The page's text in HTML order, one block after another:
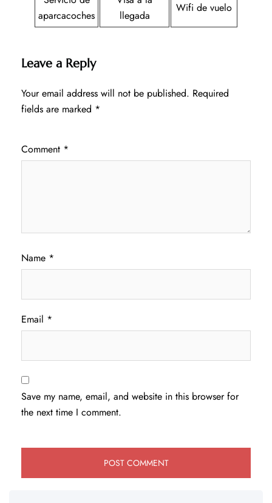
aparcacoches
llegada
Wifi de vuelo
Leave a Reply
Your email address will not be published. Required
fields are marked *
Comment *
Name *
Email *
Save my name, email, and website in this browser for
the next time I comment.